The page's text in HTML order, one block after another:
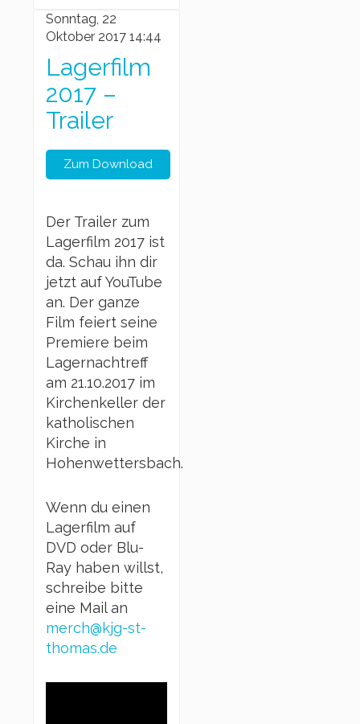
Sonntag, 22
Oktober 2017 14:44
Lagerfilm
2017 –
Trailer
Zum Download
Der Trailer zum
Lagerfilm 2017 ist
da. Schau ihn dir
jetzt auf YouTube
an. Der ganze
Film feiert seine
Premiere beim
Lagernachtreff
am 21.10.2017 im
Kirchenkeller der
katholischen
Kirche in
Hohenwettersbach.
Wenn du einen
Lagerfilm auf
DVD oder Blu-
Ray haben willst,
schreibe bitte
eine Mail an
merch@kjg-st-
thomas.de